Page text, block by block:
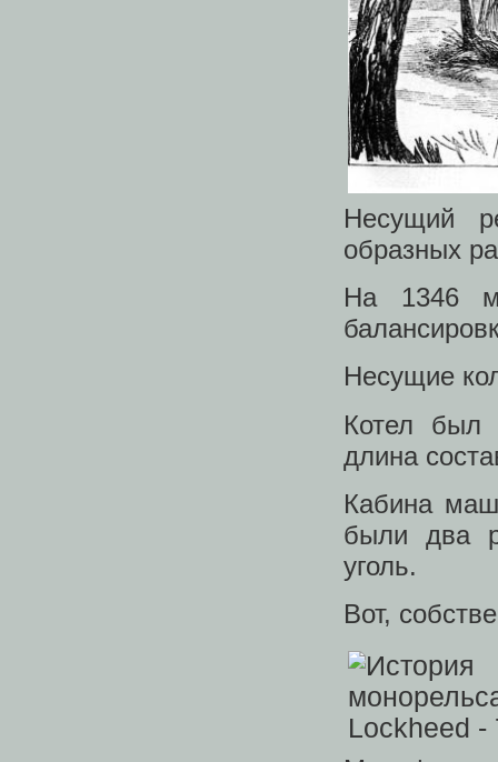
Несущий
образных
На 1346
Несущие
Котел был
длина
Кабина
были два
уголь.
Вот,